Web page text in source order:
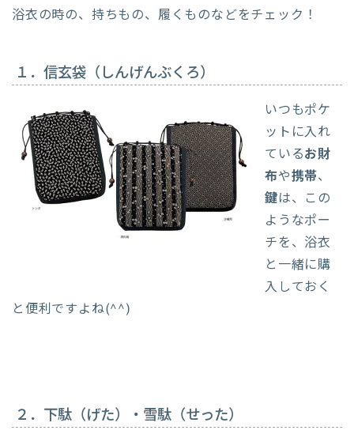
浴衣の時の、持ちもの、履くものなどをチェック！
１．信玄袋（しんげんぶくろ）
いつもポケ
ットに入れ
ているお財
布や携帯、
鍵は、この
ようなポー
チを、浴衣
と一緒に購
入しておく
と便利ですよね(^^)
２．下駄（げた）・雪駄（せった）